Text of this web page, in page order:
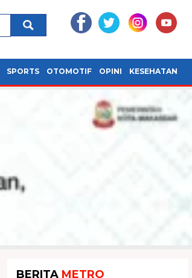
SPORTS OTOMOTIF OPINI KESEHATAN
BERITA METRO